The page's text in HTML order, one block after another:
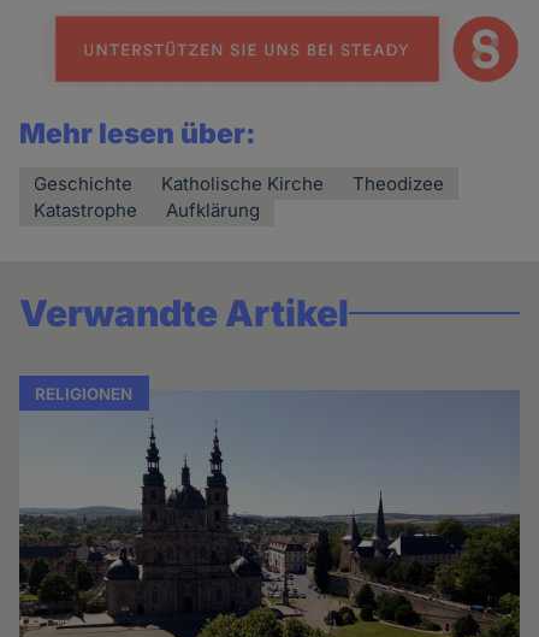
Mehr lesen über:
Geschichte Katholische Kirche
Theodizee
Katastrophe
Aufklärung
Verwandte Artikel
RELIGIONEN